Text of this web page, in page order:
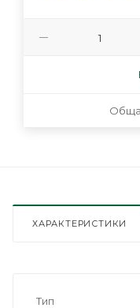
ХАРАКТЕРИСТИКИ
Тип